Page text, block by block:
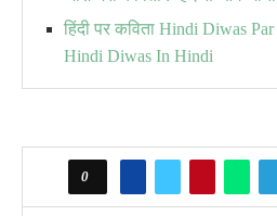
हिंदी पर कविता Hindi Diwas
Hindi Diwas In Hindi
0